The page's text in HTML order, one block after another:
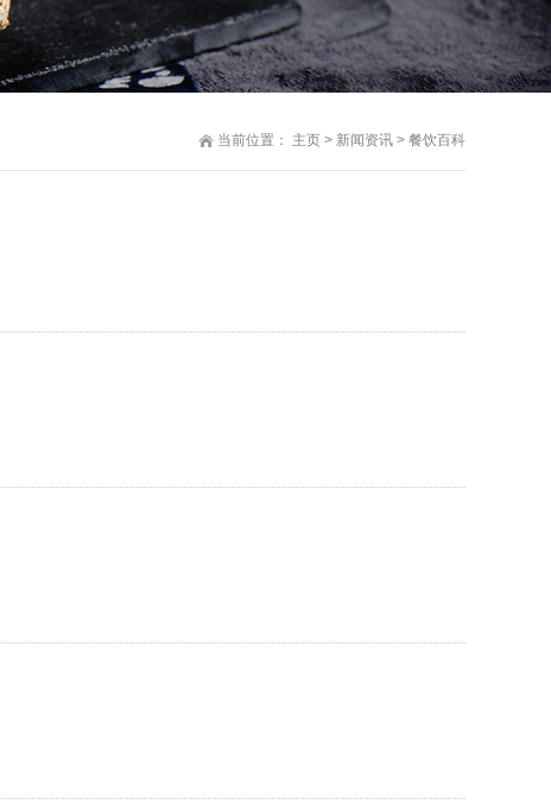
当前位置： 主页 > 新闻资讯 > 餐饮百科